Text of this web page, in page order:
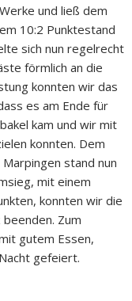
und ließ dem
10:2 Punktestand
sich nun regelrecht
förmlich an die
konnten wir das
es am Ende für
kam und wir mit
konnten. Dem
stand nun
mit einem
konnten wir die
Zum
gutem Essen,
gefeiert.